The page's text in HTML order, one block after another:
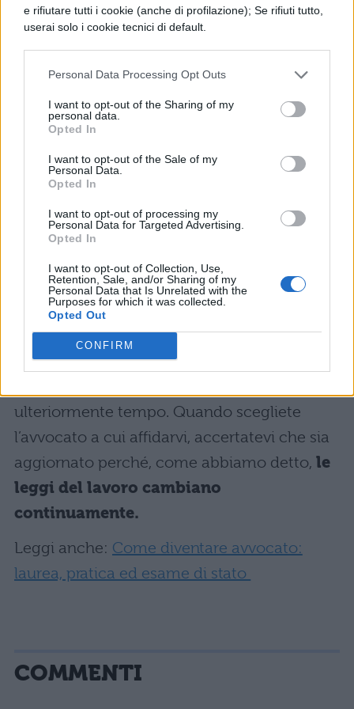
e rifiutare tutti i cookie (anche di profilazione); Se rifiuti tutto,
userai solo i cookie tecnici di default.
Personal Data Processing Opt Outs
I want to opt-out of the Sharing of my
personal data.
Opted In
I want to opt-out of the Sale of my
Personal Data.
Opted In
I want to opt-out of processing my
Personal Data for Targeted Advertising.
Opted In
I want to opt-out of Collection, Use,
Retention, Sale, and/or Sharing of my
Personal Data that Is Unrelated with the
Purposes for which it was collected.
Opted Out
CONFIRM
lavoro in nero
crediti da lavoro
Avvocato del lavoro: quando
chiederne l’intervento
Se si verificano tutti i casi che vi abbiamo
elencato sopra, è necessario richiedere
subito l’intervento di un giuslavorista in
quanto i tempi nelle controversie di lavoro
sono molto importanti. Per farvi un esempio,
se un lavoratore vuole opporsi ad un
licenziamento illegittimo ha dei tempi
ristretti per farlo quindi, dopo essersi
accertato della validità e della bravura
ulteriormente tempo. Quando scegliete
l’avvocato a cui affidarvi, accertatevi che sia
aggiornato perché, come abbiamo detto, le
leggi del lavoro cambiano
continuamente.
Leggi anche: Come diventare avvocato:
laurea, pratica ed esame di stato
COMMENTI